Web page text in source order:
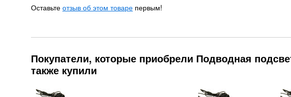
Оставьте отзыв об этом товаре первым!
Покупатели, которые приобрели Подводная
также купили